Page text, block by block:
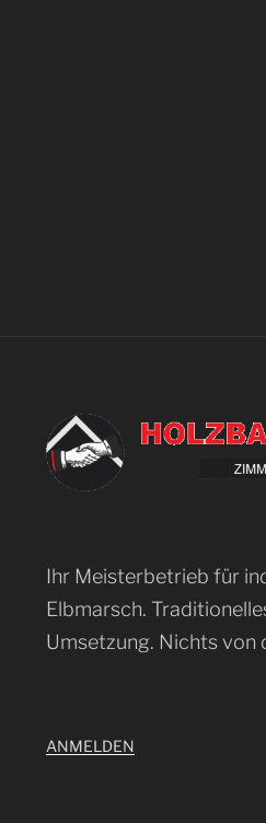
Ihr Meisterbetrieb für
Elbmarsch.
Umsetzung. Nichts von
ANMELDEN